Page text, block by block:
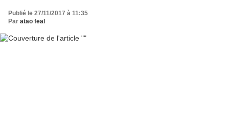
Publié le 27/11/2017 à 11:35
Par atao feal